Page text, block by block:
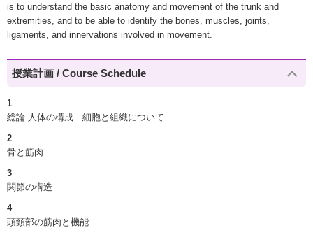
is to understand the basic anatomy and movement of the trunk and
extremities, and to be able to identify the bones, muscles, joints,
ligaments, and innervations involved in movement.
授業計画 / Course Schedule
1
総論 人体の構成 細胞と組織について
2
骨と筋肉
3
関節の構造
4
頭頸部の筋肉と機能